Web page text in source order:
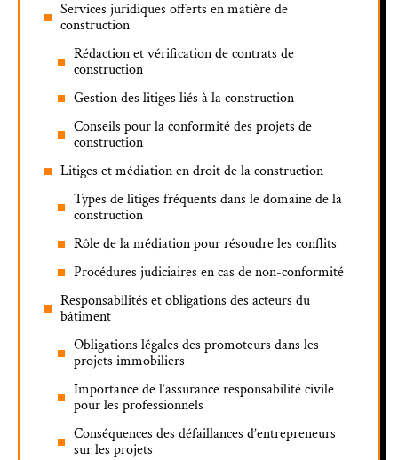
Services juridiques offerts en matière de
construction
Rédaction et vérification de contrats de
construction
Gestion des litiges liés à la construction
Conseils pour la conformité des projets de
construction
Litiges et médiation en droit de la construction
Types de litiges fréquents dans le domaine de la
construction
Rôle de la médiation pour résoudre les conflits
Procédures judiciaires en cas de non-conformité
Responsabilités et obligations des acteurs du
bâtiment
Obligations légales des promoteurs dans les
projets immobiliers
Importance de l’assurance responsabilité civile
pour les professionnels
Conséquences des défaillances d’entrepreneurs
sur les projets